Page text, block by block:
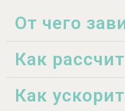
От чего
Как
Как